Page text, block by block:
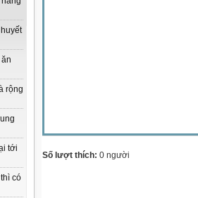
rộng
tới
có
Số lượt thích: 0 người